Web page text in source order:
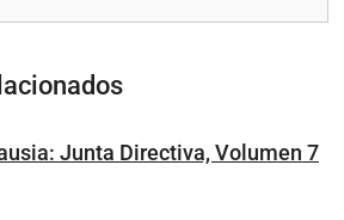
Junta Directiva, Volumen 7